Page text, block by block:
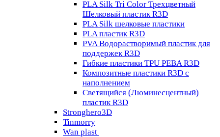
PLA Silk Tri Color Трехцветный
Шелковый пластик R3D
PLA Silk шелковые пластики
PLA пластик R3D
PVA Водорастворимый пластик для
поддержек R3D
Гибкие пластики TPU PEBA R3D
Композитные пластики R3D с
наполнением
Светящийся (Люминесцентный)
пластик R3D
Stronghero3D
Tinmorry
Wan plast